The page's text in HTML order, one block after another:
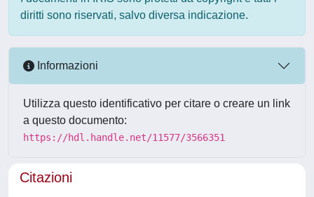
diritti sono riservati, salvo diversa indicazione.
Informazioni
Utilizza questo identificativo per citare o creare un link
a questo documento:
https://hdl.handle.net/11577/3566351
Citazioni